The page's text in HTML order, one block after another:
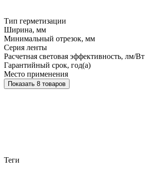
Тип герметизации
Ширина, мм
Минимальный отрезок, мм
Серия ленты
Расчетная световая эффективность, лм/Вт
Гарантийный срок, год(а)
Место применения
Показать 8 товаров
Теги